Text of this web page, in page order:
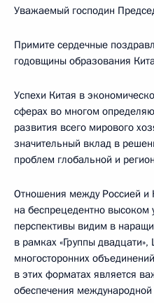
Уважаемый господин
Примите сердечные
годовщины образования
Успехи Китая в
сферах во многом
развития всего мирового
значительный вклад в
проблем глобальной и
Отношения между Россией и
на беспрецедентно высоком
перспективы видим в
в рамках «Группы
многосторонних
в этих форматах является
обеспечения международной